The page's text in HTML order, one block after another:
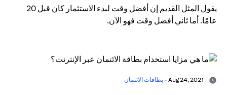
يقول المثل القديم إن أفضل وقت لبدء الاستثمار كان قبل 20
عامًا. أما ثاني أفضل وقت فهو الآن.
بطاقات الائتمان